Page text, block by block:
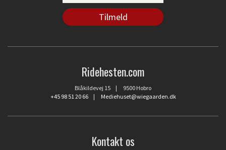
Ridehesten.com
Blåkildevej 15 | 9500 Hobro
+45 98 51 20 66| Mediehuset@wiegaarden.dk
Kontakt os